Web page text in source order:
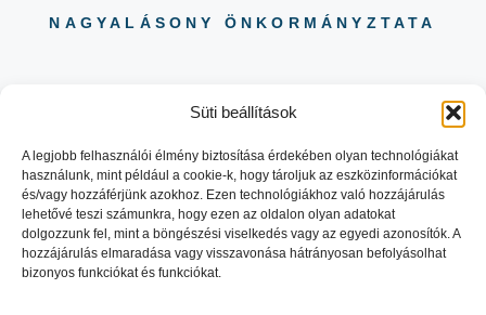
Süti beállítások
A legjobb felhasználói élmény biztosítása érdekében olyan technológiákat
használunk, mint például a cookie-k, hogy tároljuk az eszközinformációkat
és/vagy hozzáférjünk azokhoz. Ezen technológiákhoz való hozzájárulás
lehetővé teszi számunkra, hogy ezen az oldalon olyan adatokat
dolgozzunk fel, mint a böngészési viselkedés vagy az egyedi azonosítók. A
hozzájárulás elmaradása vagy visszavonása hátrányosan befolyásolhat
bizonyos funkciókat és funkciókat.
NAGYALÁSONY ÖNKORMÁNYZTATA
06 88 504 730
8484 NAGYALÁSONY KOSSUTH
LAJOS UTCA 29.